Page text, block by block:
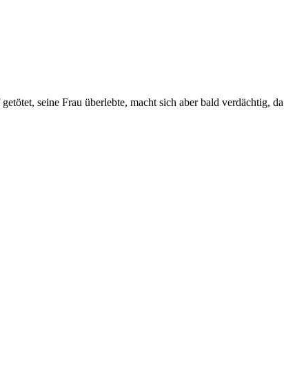
seine Frau überlebte, macht sich aber bald verdächtig, da